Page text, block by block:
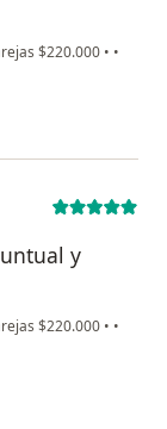
$220.000 • •
y
$220.000 • •